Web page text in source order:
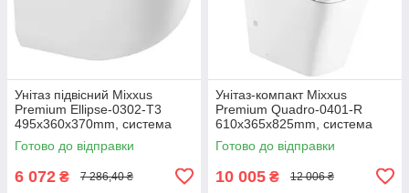
Унітаз підвісний Mixxus
Premium Ellipse-0302-T3
495x360x370mm, система
змиву Tornado 3.0 (MP6462)
Готово до відправки
6 072 ₴ 7 286,40 ₴
Унітаз-компакт Mixxus
Premium Quadro-0401-R
610x365x825mm, система
змиву RIMLESS (MP6457)
Готово до відправки
10 005 ₴ 12 006 ₴